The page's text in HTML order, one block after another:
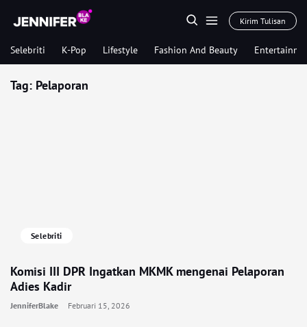
Kirim Tulisan
Selebriti K-Pop Lifestyle Fashion And Beauty
Tag: Pelaporan
Selebriti
Komisi III DPR Ingatkan MKMK mengenai Pelaporan
Adies Kadir
JenniferBlake Februari 15, 2026